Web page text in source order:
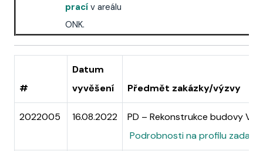
prací v areálu
ONK.
#
Datum
vyvěšení
Předmět zakázky/výzvy
2022005 16.08.2022
PD – Rekonstrukce budovy V,
Podrobnosti na profilu